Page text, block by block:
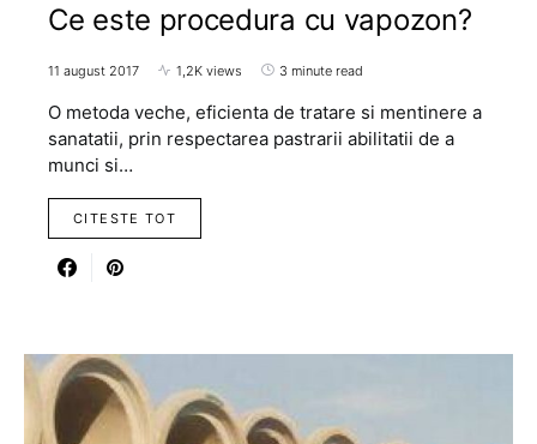
Ce este procedura cu vapozon?
11 august 2017 1,2K views 3 minute read
O metoda veche, eficienta de tratare si mentinere a
sanatatii, prin respectarea pastrarii abilitatii de a
munci si…
CITESTE TOT